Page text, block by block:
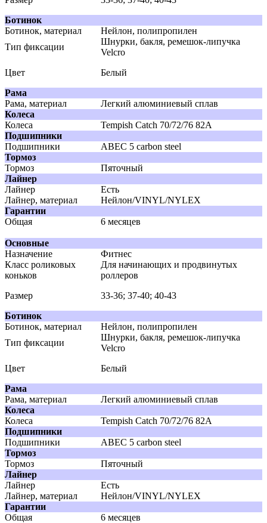
Ботинок
Ботинок, материал
Нейлон, полипропилен
Тип фиксации
Шнурки, бакля, ремешок-липучка
Velcro
Цвет
Белый
Рама
Рама, материал
Легкий алюминиевый сплав
Колеса
Колеса
Tempish Catch 70/72/76 82А
Подшипники
Подшипники
АВЕС 5 carbon steel
Тормоз
Тормоз
Пяточный
Лайнер
Лайнер
Есть
Лайнер, материал
Нейлон/VINYL/NYLEX
Гарантии
Общая
6 месяцев
Основные
Назначение
Фитнес
Класс роликовых
коньков
Для начинающих и продвинутых
роллеров
Размер
33-36; 37-40; 40-43
Ботинок
Ботинок, материал
Нейлон, полипропилен
Тип фиксации
Шнурки, бакля, ремешок-липучка
Velcro
Цвет
Белый
Рама
Рама, материал
Легкий алюминиевый сплав
Колеса
Колеса
Tempish Catch 70/72/76 82А
Подшипники
Подшипники
АВЕС 5 carbon steel
Тормоз
Тормоз
Пяточный
Лайнер
Лайнер
Есть
Лайнер, материал
Нейлон/VINYL/NYLEX
Гарантии
Общая
6 месяцев